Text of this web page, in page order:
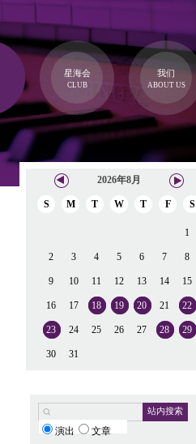
星海会
CLUB
我们
ABOUT US
2026年8月
S M T W T F S
1
2 3 4 5 6 7 8
9 10 11 12 13 14 15
16 17 18 19 20 21 22
23 24 25 26 27 28 29
30 31
站内搜索
演出 文章